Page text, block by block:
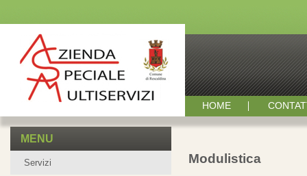
HOME
MENU
Servizi Modulistica